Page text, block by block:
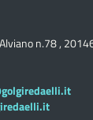
n.78 ,